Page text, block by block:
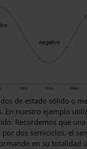
de estado sólido o
En nuestro ejemplo
Recordemos que
por dos semiciclos, el
en su totalidad